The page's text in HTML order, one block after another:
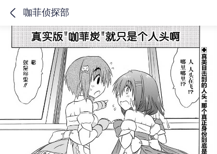
咖菲侦探部